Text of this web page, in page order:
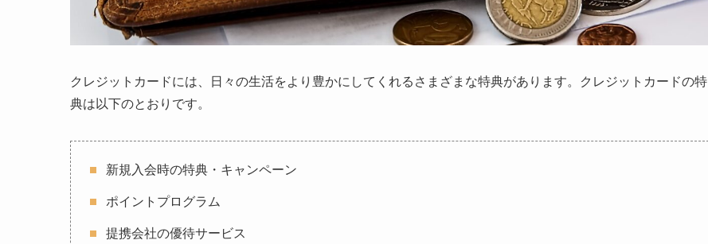
クレジットカードには、日々の生活をより豊かにしてくれるさまざまな特典があります。クレジットカードの特
典は以下のとおりです。
新規入会時の特典・キャンペーン
ポイントプログラム
提携会社の優待サービス